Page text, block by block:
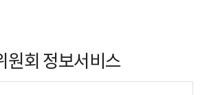
원회 정보서비스